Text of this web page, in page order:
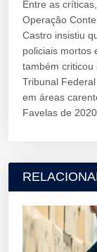
Entre as
Operação
Castro insistiu
policiais mortos
também criticou
Tribunal
em áreas
Favelas de 2020.